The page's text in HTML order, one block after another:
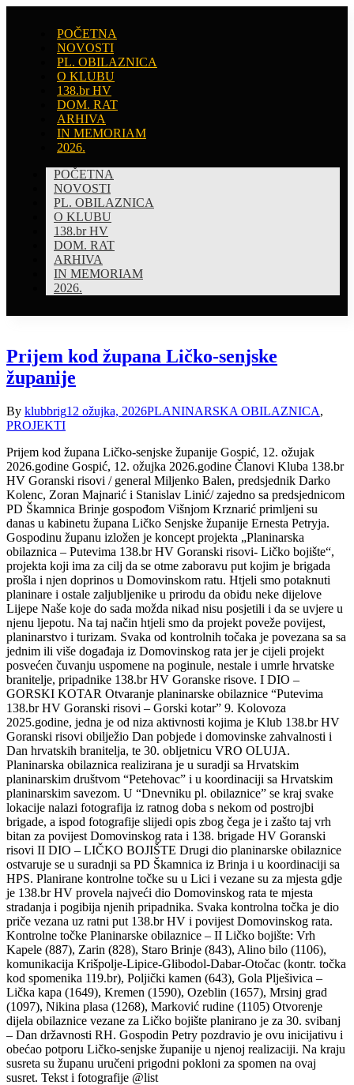
POČETNA
NOVOSTI
PL. OBILAZNICA
O KLUBU
138.br HV
DOM. RAT
ARHIVA
IN MEMORIAM
2026.
POČETNA
NOVOSTI
PL. OBILAZNICA
O KLUBU
138.br HV
DOM. RAT
ARHIVA
IN MEMORIAM
2026.
Prijem kod župana Ličko-senjske
županije
By klubbrig12 ožujka, 2026PLANINARSKA OBILAZNICA,
PROJEKTI
Prijem kod župana Ličko-senjske županije Gospić, 12. ožujak
2026.godine Gospić, 12. ožujka 2026.godine Članovi Kluba 138.br
HV Goranski risovi / general Miljenko Balen, predsjednik Darko
Kolenc, Zoran Majnarić i Stanislav Linić/ zajedno sa predsjednicom
PD Škamnica Brinje gospođom Višnjom Krznarić primljeni su
danas u kabinetu župana Ličko Senjske županije Ernesta Petryja.
Gospodinu županu izložen je koncept projekta „Planinarska
obilaznica – Putevima 138.br HV Goranski risovi- Ličko bojište“,
projekta koji ima za cilj da se otme zaboravu put kojim je brigada
prošla i njen doprinos u Domovinskom ratu. Htjeli smo potaknuti
planinare i ostale zaljubljenike u prirodu da obiđu neke dijelove
Lijepe Naše koje do sada možda nikad nisu posjetili i da se uvjere u
njenu ljepotu. Na taj način htjeli smo da projekt poveže povijest,
planinarstvo i turizam. Svaka od kontrolnih točaka je povezana sa sa
jednim ili više događaja iz Domovinskog rata jer je cijeli projekt
posvećen čuvanju uspomene na poginule, nestale i umrle hrvatske
branitelje, pripadnike 138.br HV Goranske risove. I DIO –
GORSKI KOTAR Otvaranje planinarske obilaznice “Putevima
138.br HV Goranski risovi – Gorski kotar” 9. Kolovoza
2025.godine, jedna je od niza aktivnosti kojima je Klub 138.br HV
Goranski risovi obilježio Dan pobjede i domovinske zahvalnosti i
Dan hrvatskih branitelja, te 30. obljetnicu VRO OLUJA.
Planinarska obilaznica realizirana je u suradji sa Hrvatskim
planinarskim društvom “Petehovac” i u koordinaciji sa Hrvatskim
planinarskim savezom. U “Dnevniku pl. obilaznice” se kraj svake
lokacije nalazi fotografija iz ratnog doba s nekom od postrojbi
brigade, a ispod fotografije slijedi opis zbog čega je i zašto taj vrh
bitan za povijest Domovinskog rata i 138. brigade HV Goranski
risovi II DIO – LIČKO BOJIŠTE Drugi dio planinarske obilaznice
ostvaruje se u suradnji sa PD Škamnica iz Brinja i u koordinaciji sa
HPS. Planirane kontrolne točke su u Lici i vezane su za mjesta gdje
je 138.br HV provela najveći dio Domovinskog rata te mjesta
stradanja i pogibija njenih pripadnika. Svaka kontrolna točka je dio
priče vezana uz ratni put 138.br HV i povijest Domovinskog rata.
Kontrolne točke Planinarske obilaznice – II Ličko bojište: Vrh
Kapele (887), Zarin (828), Staro Brinje (843), Alino bilo (1106),
komunikacija Krišpolje-Lipice-Glibodol-Dabar-Otočac (kontr. točka
kod spomenika 119.br), Poljički kamen (643), Gola Plješivica –
Lička kapa (1649), Kremen (1590), Ozeblin (1657), Mrsinj grad
(1097), Nikina plasa (1268), Marković rudine (1105) Otvorenje
dijela obilaznice vezane za Ličko bojište planirano je za 30. svibanj
– Dan državnosti RH. Gospodin Petry pozdravio je ovu inicijativu i
obećao potporu Ličko-senjske županije u njenoj realizaciji. Na kraju
susreta su županu uručeni prigodni pokloni za spomen na ovaj
susret. Tekst i fotografije @list